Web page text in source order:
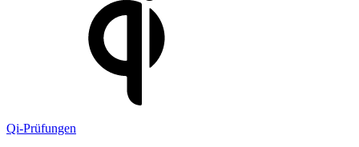
Qi-Prüfungen